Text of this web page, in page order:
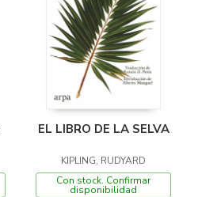
EL LIBRO DE LA SELVA
KIPLING, RUDYARD
Con stock. Confirmar
disponibilidad